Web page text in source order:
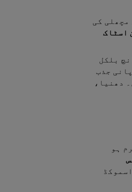
اس میں مچھلی کی
اسٹاک
بلکل
پانی جذب
دھنیا،
ہو